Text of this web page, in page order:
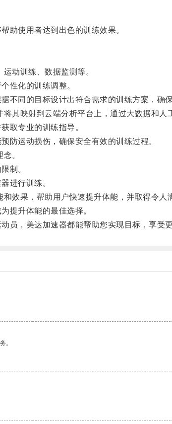
使用者达到出色的训练效果。
动训练、数据监测等。
性化的训练调整。
同的目标设计出符合需求的训练方案，确保
映射到云端分析平台上，通过大数据和人
取专业的训练指导。
运动损伤，确保安全有效的训练过程。
。
制。
进行训练。
果，帮助用户快速提升体能，并取得令人
提升体能的最佳选择。
，美达加速器都能帮助您实现目标，享受更
。